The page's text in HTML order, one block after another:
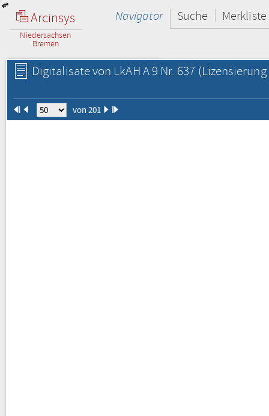
Arcinsys
Niedersachsen
Bremen
Navigator Suche Merkliste
Digitalisate von LkAH A 9 Nr. 637
von 201